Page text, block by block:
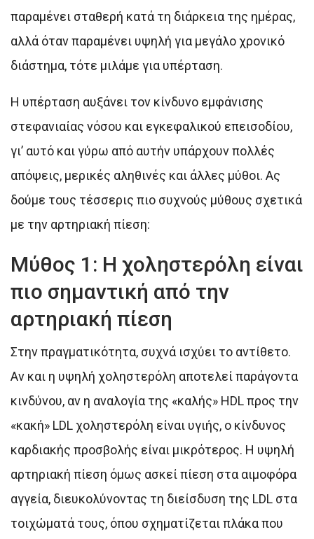
παραμένει σταθερή κατά τη διάρκεια της ημέρας,
αλλά όταν παραμένει υψηλή για μεγάλο χρονικό
διάστημα, τότε μιλάμε για υπέρταση.
Η υπέρταση αυξάνει τον κίνδυνο εμφάνισης
στεφανιαίας νόσου και εγκεφαλικού επεισοδίου,
γι’ αυτό και γύρω από αυτήν υπάρχουν πολλές
απόψεις, μερικές αληθινές και άλλες μύθοι. Ας
δούμε τους τέσσερις πιο συχνούς μύθους σχετικά
με την αρτηριακή πίεση:
Μύθος 1: Η χοληστερόλη είναι
πιο σημαντική από την
αρτηριακή πίεση
Στην πραγματικότητα, συχνά ισχύει το αντίθετο.
Αν και η υψηλή χοληστερόλη αποτελεί παράγοντα
κινδύνου, αν η αναλογία της «καλής» HDL προς την
«κακή» LDL χοληστερόλη είναι υγιής, ο κίνδυνος
καρδιακής προσβολής είναι μικρότερος. Η υψηλή
αρτηριακή πίεση όμως ασκεί πίεση στα αιμοφόρα
αγγεία, διευκολύνοντας τη διείσδυση της LDL στα
τοιχώματά τους, όπου σχηματίζεται πλάκα που